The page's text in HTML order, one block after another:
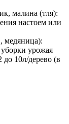
малина (тля):
настоем или
медяница):
урожая
до 10л/дерево (в